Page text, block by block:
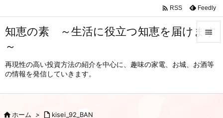
知恵の素 ～生活に役立つ知恵を届けます
～
再現性の高い投資方法の紹介を中心に、趣味の家電、お城、お酒等
の情報を発信していきます。

メニュ
 RSS Feedly
ホーム >  kisei_92_BAN